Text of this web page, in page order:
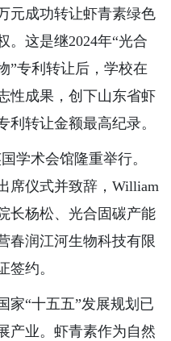
元成功转让虾青素绿色
。这是继2024年“光合
”专利转让后，学校在
性成果，创下山东省虾
转让金额最高纪录。
学术会馆隆重举行。
席仪式并致辞，William
长杨松、光合固碳产能
春润江河生物科技有限
签约。
家“十五五”发展规划已
产业。虾青素作为自然